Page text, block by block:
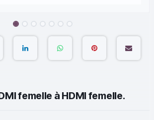
femelle à HDMI femelle.